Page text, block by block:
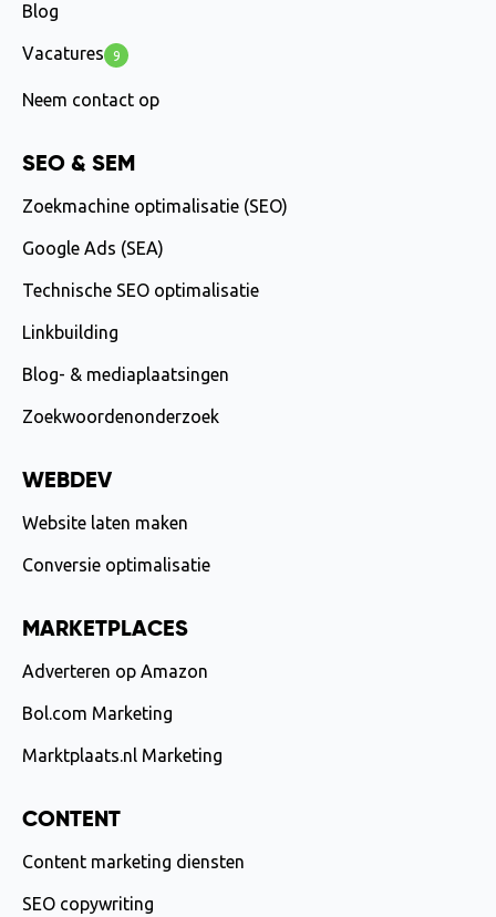
Blog
Vacatures 9
Neem contact op
SEO & SEM
Zoekmachine optimalisatie (SEO)
Google Ads (SEA)
Technische SEO optimalisatie
Linkbuilding
Blog- & mediaplaatsingen
Zoekwoordenonderzoek
WEBDEV
Website laten maken
Conversie optimalisatie
MARKETPLACES
Adverteren op Amazon
Bol.com Marketing
Marktplaats.nl Marketing
CONTENT
Content marketing diensten
SEO copywriting